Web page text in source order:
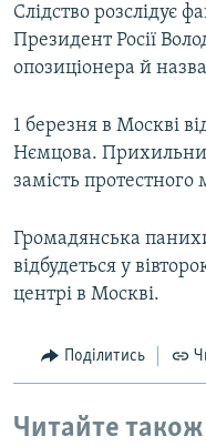
Слідство розслідує
Президент Росії
опозиціонера й
1 березня в Москві
Нємцова.
замість
Громадянська
відбудеться у
центрі в Москві.
Поділитись
Читайте також